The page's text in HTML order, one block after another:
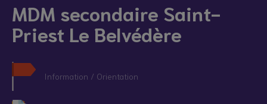
MDM secondaire Saint-
Priest Le Belvédère
Information / Orientation